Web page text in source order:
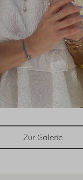
Zur Galerie